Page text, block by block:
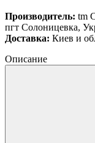
Производитель: tm
пгт Солоницевка,
Доставка: Киев и
Описание